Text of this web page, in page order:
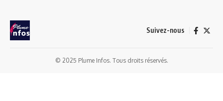
Suivez-nous
© 2025 Plume Infos. Tous droits réservés.